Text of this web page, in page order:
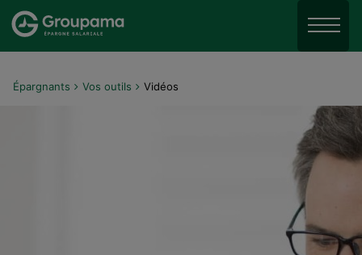
Aller au menu
Aller au contenu
Menu
Épargnants Vos outils Vidéos